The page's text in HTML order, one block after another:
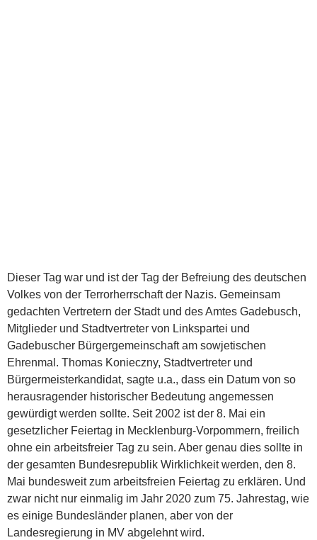
Dieser Tag war und ist der Tag der Befreiung des deutschen
Volkes von der Terrorherrschaft der Nazis. Gemeinsam
gedachten Vertretern der Stadt und des Amtes Gadebusch,
Mitglieder und Stadtvertreter von Linkspartei und
Gadebuscher Bürgergemeinschaft am sowjetischen
Ehrenmal. Thomas Konieczny, Stadtvertreter und
Bürgermeisterkandidat, sagte u.a., dass ein Datum von so
herausragender historischer Bedeutung angemessen
gewürdigt werden sollte. Seit 2002 ist der 8. Mai ein
gesetzlicher Feiertag in Mecklenburg-Vorpommern, freilich
ohne ein arbeitsfreier Tag zu sein. Aber genau dies sollte in
der gesamten Bundesrepublik Wirklichkeit werden, den 8.
Mai bundesweit zum arbeitsfreien Feiertag zu erklären. Und
zwar nicht nur einmalig im Jahr 2020 zum 75. Jahrestag, wie
es einige Bundesländer planen, aber von der
Landesregierung in MV abgelehnt wird.